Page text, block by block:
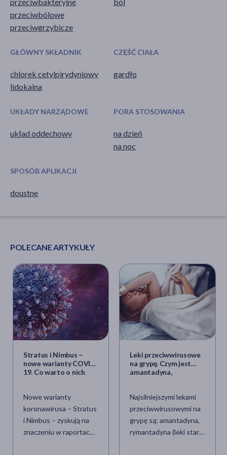
przeciwbólowe
przeciwgrzybicze
GŁÓWNY SKŁADNIK
chlorek cetylpirydyniowy
lidokaina
CZĘŚĆ CIAŁA
gardło
UKŁADY NARZĄDOWE
układ oddechowy
PORA STOSOWANIA
na dzień
na noc
SPOSÓB APLIKACJI
doustne
POLECANE ARTYKUŁY
Stratus i Nimbus –
nowe warianty COVID-
19. Co warto o nich
Nowe warianty
koronawirusa – Stratus
i Nimbus – zyskują na
znaczeniu w raportach
Leki przeciwwirusowe
na grypę. Czym jest
amantadyna,
zanamiwir?
Najsilniejszymi lekami
przeciwwirusowymi na
grypę są: amantadyna,
rymantadyna (leki starej